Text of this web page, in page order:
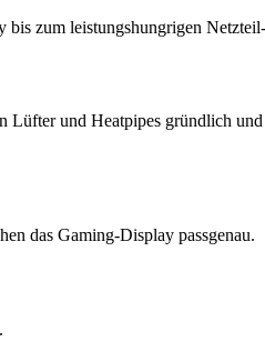
zum leistungshungrigen
und Heatpipes gründlich
das Gaming-Display passgenau.